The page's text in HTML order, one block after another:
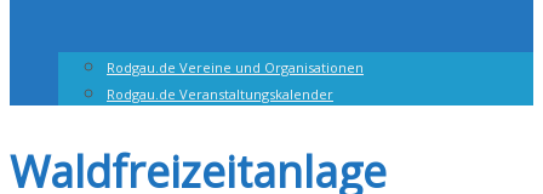
Rodgau.de Vereine und Organisationen
Rodgau.de Veranstaltungskalender
Waldfreizeitanlage